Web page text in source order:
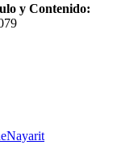
y Contenido: